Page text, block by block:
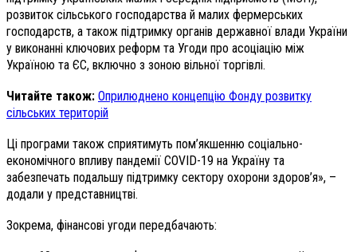
розвиток сільського господарства й малих фермерських
господарств, а також підтримку органів державної влади України
у виконанні ключових реформ та Угоди про асоціацію між
Україною та ЄС, включно з зоною вільної торгівлі.
Читайте також: Оприлюднено концепцію Фонду розвитку
сільських територій
Ці програми також сприятимуть пом’якшенню соціально-
економічного впливу пандемії COVID-19 на Україну та
забезпечать подальшу підтримку сектору охорони здоров’я», –
додали у представництві.
Зокрема, фінансові угоди передбачають: